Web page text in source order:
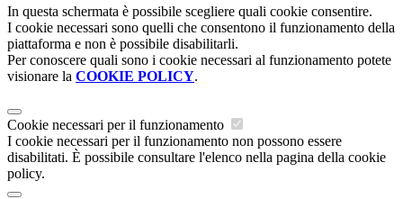
In questa schermata è possibile scegliere quali cookie consentire.
I cookie necessari sono quelli che consentono il funzionamento della
piattaforma e non è possibile disabilitarli.
Per conoscere quali sono i cookie necessari al funzionamento potete
visionare la COOKIE POLICY.
Cookie necessari per il funzionamento
I cookie necessari per il funzionamento non possono essere
disabilitati. È possibile consultare l'elenco nella pagina della cookie
policy.